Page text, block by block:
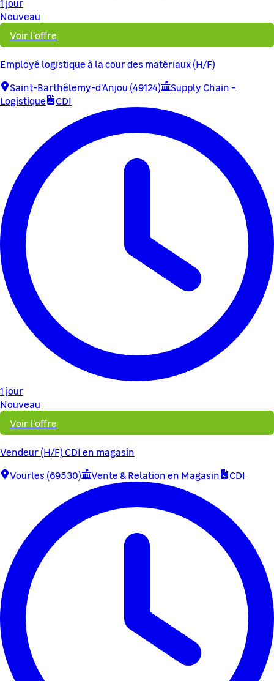
Nouveau
Voir l'offre
Employé logistique à la cour des matériaux (H/F)
Saint-Barthélemy-d'Anjou (49124)
Supply Chain -
Logistique
CDI
1 jour
Nouveau
Voir l'offre
Vendeur (H/F) CDI en magasin
Vourles (69530)
Vente & Relation en Magasin CDI